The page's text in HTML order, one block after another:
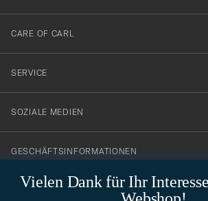
Vielen Dank für Ihr
dig
till
vårt
nyhetsbrev!
CARE OF CARL
SERVICE
SOZIALE MEDIEN
GESCHÄFTSINFORMATIONEN